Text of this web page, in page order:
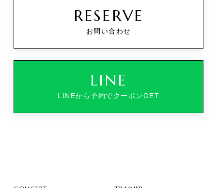
RESERVE
お問い合わせ
LINE
LINEから予約でクーポンGET